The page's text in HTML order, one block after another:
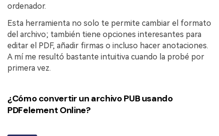
ordenador.
Esta herramienta no solo te permite cambiar el formato
del archivo; también tiene opciones interesantes para
editar el PDF, añadir firmas o incluso hacer anotaciones.
A mí me resultó bastante intuitiva cuando la probé por
primera vez.
¿Cómo convertir un archivo PUB usando
PDFelement Online?